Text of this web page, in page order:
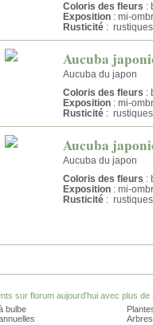
Coloris des fleurs :
Exposition : mi-
Rusticité : rustiques
Aucuba
Aucuba du japon
Coloris des fleurs :
Exposition : mi-
Rusticité : rustiques
Aucuba
Aucuba du japon
Coloris des fleurs :
Exposition : mi-
Rusticité : rustiques
sur florum aujourd'hui avec plus de
bulbe